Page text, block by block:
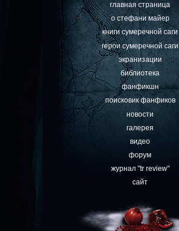
главная страница
о стефани майер
книги сумеречной саги
герои сумеречной саги
экранизации
библиотека
фанфикшн
поисковик фанфиков
новости
галерея
видео
форум
журнал "tr review"
сайт